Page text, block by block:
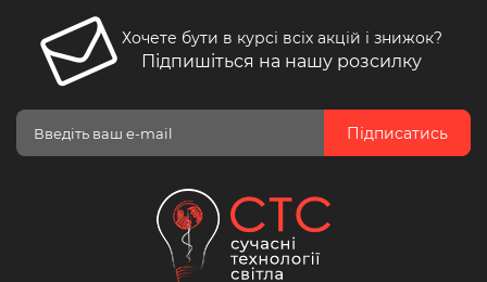
Хочете бути в курсі всіх акцій і знижок?
Підпишіться на нашу розсилку
Підписатись